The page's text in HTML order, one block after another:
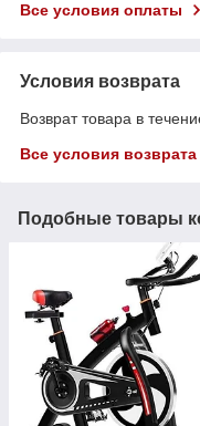
Все условия оплаты
Условия возврата
Возврат товара в
Все условия возврата
Подобные товары